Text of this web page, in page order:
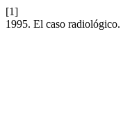
[1]
1995. El caso radiológico.